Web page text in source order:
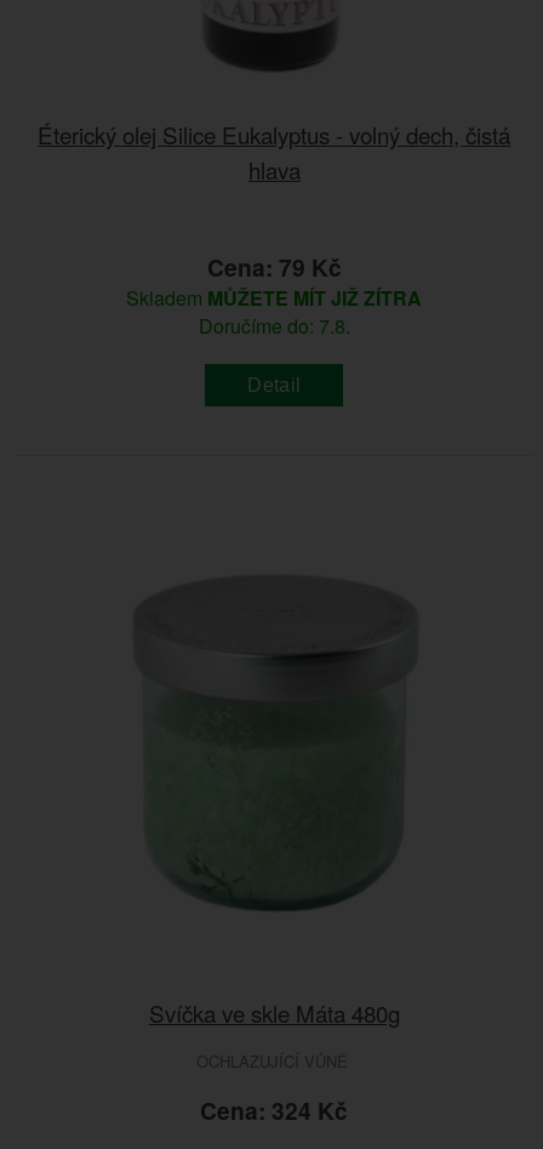
Éterický olej Silice Eukalyptus - volný dech, čistá
hlava
Cena: 79 Kč
Skladem MŮŽETE MÍT JIŽ ZÍTRA
Doručíme do: 7.8.
Detail
Svíčka ve skle Máta 480g
OCHLAZUJÍCÍ VŮNĚ
Cena: 324 Kč